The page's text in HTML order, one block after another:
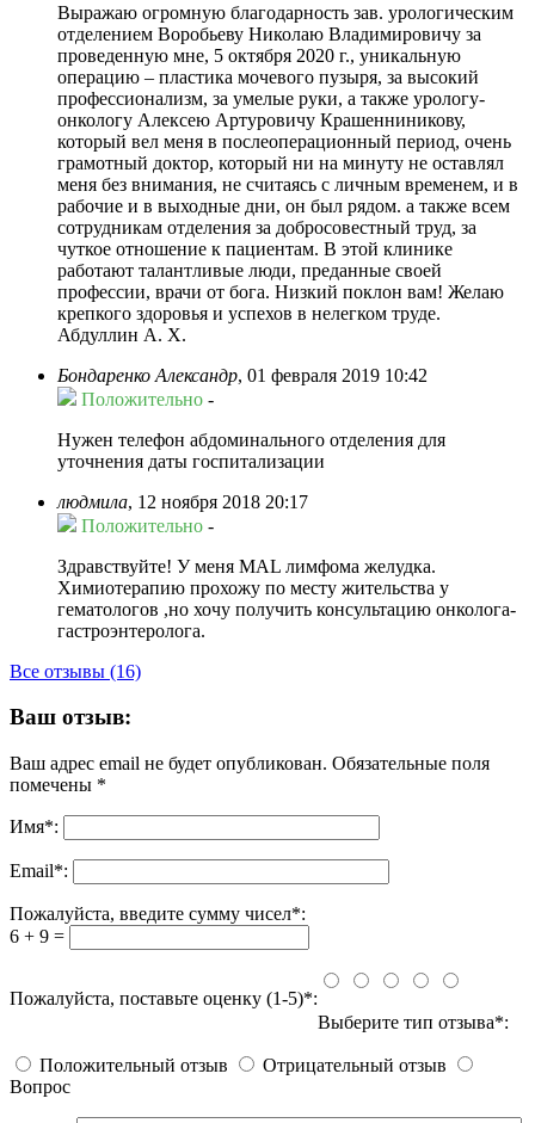
Выражаю огромную благодарность зав. урологическим
отделением Воробьеву Николаю Владимировичу за
проведенную мне, 5 октября 2020 г., уникальную
операцию – пластика мочевого пузыря, за высокий
профессионализм, за умелые руки, а также урологу-
онкологу Алексею Артуровичу Крашенниникову,
который вел меня в послеоперационный период, очень
грамотный доктор, который ни на минуту не оставлял
меня без внимания, не считаясь с личным временем, и в
рабочие и в выходные дни, он был рядом. а также всем
сотрудникам отделения за добросовестный труд, за
чуткое отношение к пациентам. В этой клинике
работают талантливые люди, преданные своей
профессии, врачи от бога. Низкий поклон вам! Желаю
крепкого здоровья и успехов в нелегком труде.
Абдуллин А. Х.
Бондаренко Александр, 01 февраля 2019 10:42
Положительно -
Нужен телефон абдоминального отделения для
уточнения даты госпитализации
людмила, 12 ноября 2018 20:17
Положительно -
Здравствуйте! У меня MAL лимфома желудка.
Химиотерапию прохожу по месту жительства у
гематологов ,но хочу получить консультацию онколога-
гастроэнтеролога.
Все отзывы (16)
Ваш отзыв:
Ваш адрес email не будет опубликован. Обязательные поля
помечены *
Имя*:
Email*:
Пожалуйста, введите сумму чисел*:
6 + 9 =
Пожалуйста, поставьте оценку (1-5)*:
Выберите тип отзыва*:
Положительный отзыв
Отрицательный отзыв
Вопрос